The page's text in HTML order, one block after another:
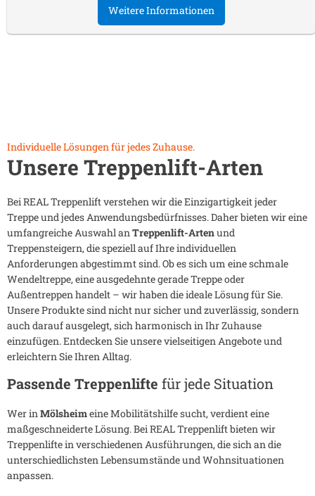
Weitere Informationen
Individuelle Lösungen für jedes Zuhause.
Unsere Treppenlift-Arten
Bei REAL Treppenlift verstehen wir die Einzigartigkeit jeder
Treppe und jedes Anwendungsbedürfnisses. Daher bieten wir eine
umfangreiche Auswahl anTreppenlift-Artenund
Treppensteigern, die speziell auf Ihre individuellen
Anforderungen abgestimmt sind. Ob es sich um eine schmale
Wendeltreppe, eine ausgedehnte gerade Treppe oder
Außentreppen handelt – wir haben die ideale Lösung für Sie.
Unsere Produkte sind nicht nur sicher und zuverlässig, sondern
auch darauf ausgelegt, sich harmonisch in Ihr Zuhause
einzufügen. Entdecken Sie unsere vielseitigen Angebote und
erleichtern Sie Ihren Alltag.
Passende Treppenlifte für jede Situation
Wer inMölsheimeine Mobilitätshilfe sucht, verdient eine
maßgeschneiderte Lösung. Bei REAL Treppenlift bieten wir
Treppenlifte in verschiedenen Ausführungen, die sich an die
unterschiedlichsten Lebensumstände und Wohnsituationen
anpassen.